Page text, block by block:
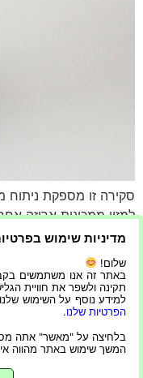
סקירה זו מספקת ניתוח
למזון ממכונות אריזה
הטכנולוגיה והיתרונות
בתכנון, תפעול, דרישות
משתמשים. מה מייחד את
מזון תוכננו במיוחד
המזון. מכונות […]
מדיניות שימוש
שלום!
תקינה ולשפר את חוויית
למידע נוסף על השימוש
הפרטיות שלנו.
בלחיצה על "מאשר" אתה
המשך שימוש באתר מהווה